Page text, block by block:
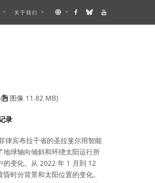
关于我们
( 图像 11.82 MB)
录
律宾布拉干省的圣拉斐尔用智能
地球轴向倾斜和环绕太阳运行所
的变化。从 2022 年 1 月到 12
时分背景和太阳位置的变化。